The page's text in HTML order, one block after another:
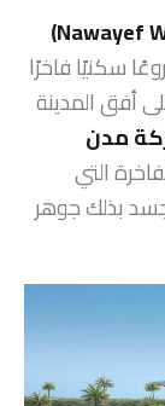
سكنيًا فاخرًا
أفق المدينة
مدن
التي
بذلك جوهر